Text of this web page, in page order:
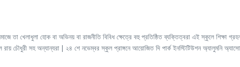
তা খেলাধুলা হোক বা অভিনয় বা রাজনীতি বিবিধ ক্ষেত্রে বহু প্রতিষ্ঠিত ব্যক্তিত্বরা এই স্কুলে শিক্ষা
রায় চৌধুরী সহ অন্যান্যরা | ২৪ শে নভেম্বর স্কুল প্রাঙ্গনে আয়োজিত দি পার্ক ইনস্টিটিউশন অ্যালুমনি